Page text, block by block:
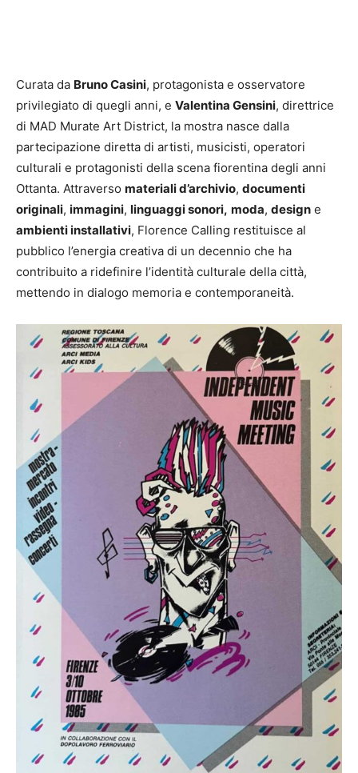
Curata da Bruno Casini, protagonista e osservatore
privilegiato di quegli anni, e Valentina Gensini, direttrice
di MAD Murate Art District, la mostra nasce dalla
partecipazione diretta di artisti, musicisti, operatori
culturali e protagonisti della scena fiorentina degli anni
Ottanta. Attraverso materiali d’archivio, documenti
originali, immagini, linguaggi sonori, moda, design e
ambienti installativi, Florence Calling restituisce al
pubblico l’energia creativa di un decennio che ha
contribuito a ridefinire l’identità culturale della città,
mettendo in dialogo memoria e contemporaneità.